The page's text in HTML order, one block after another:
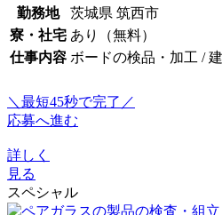
勤務地
茨城県 筑西市
寮・社宅 あり（無料）
仕事内容 ボードの検品・加工 /
＼最短45秒で完了／
応募へ進む
詳しく
見る
スペシャル